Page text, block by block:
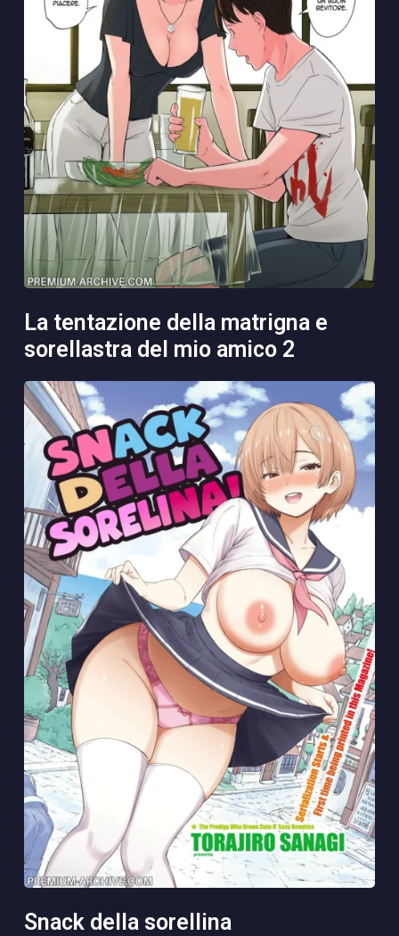
la tentazione della matrigna e
sorellastra del mio amico 2
snack della sorellina